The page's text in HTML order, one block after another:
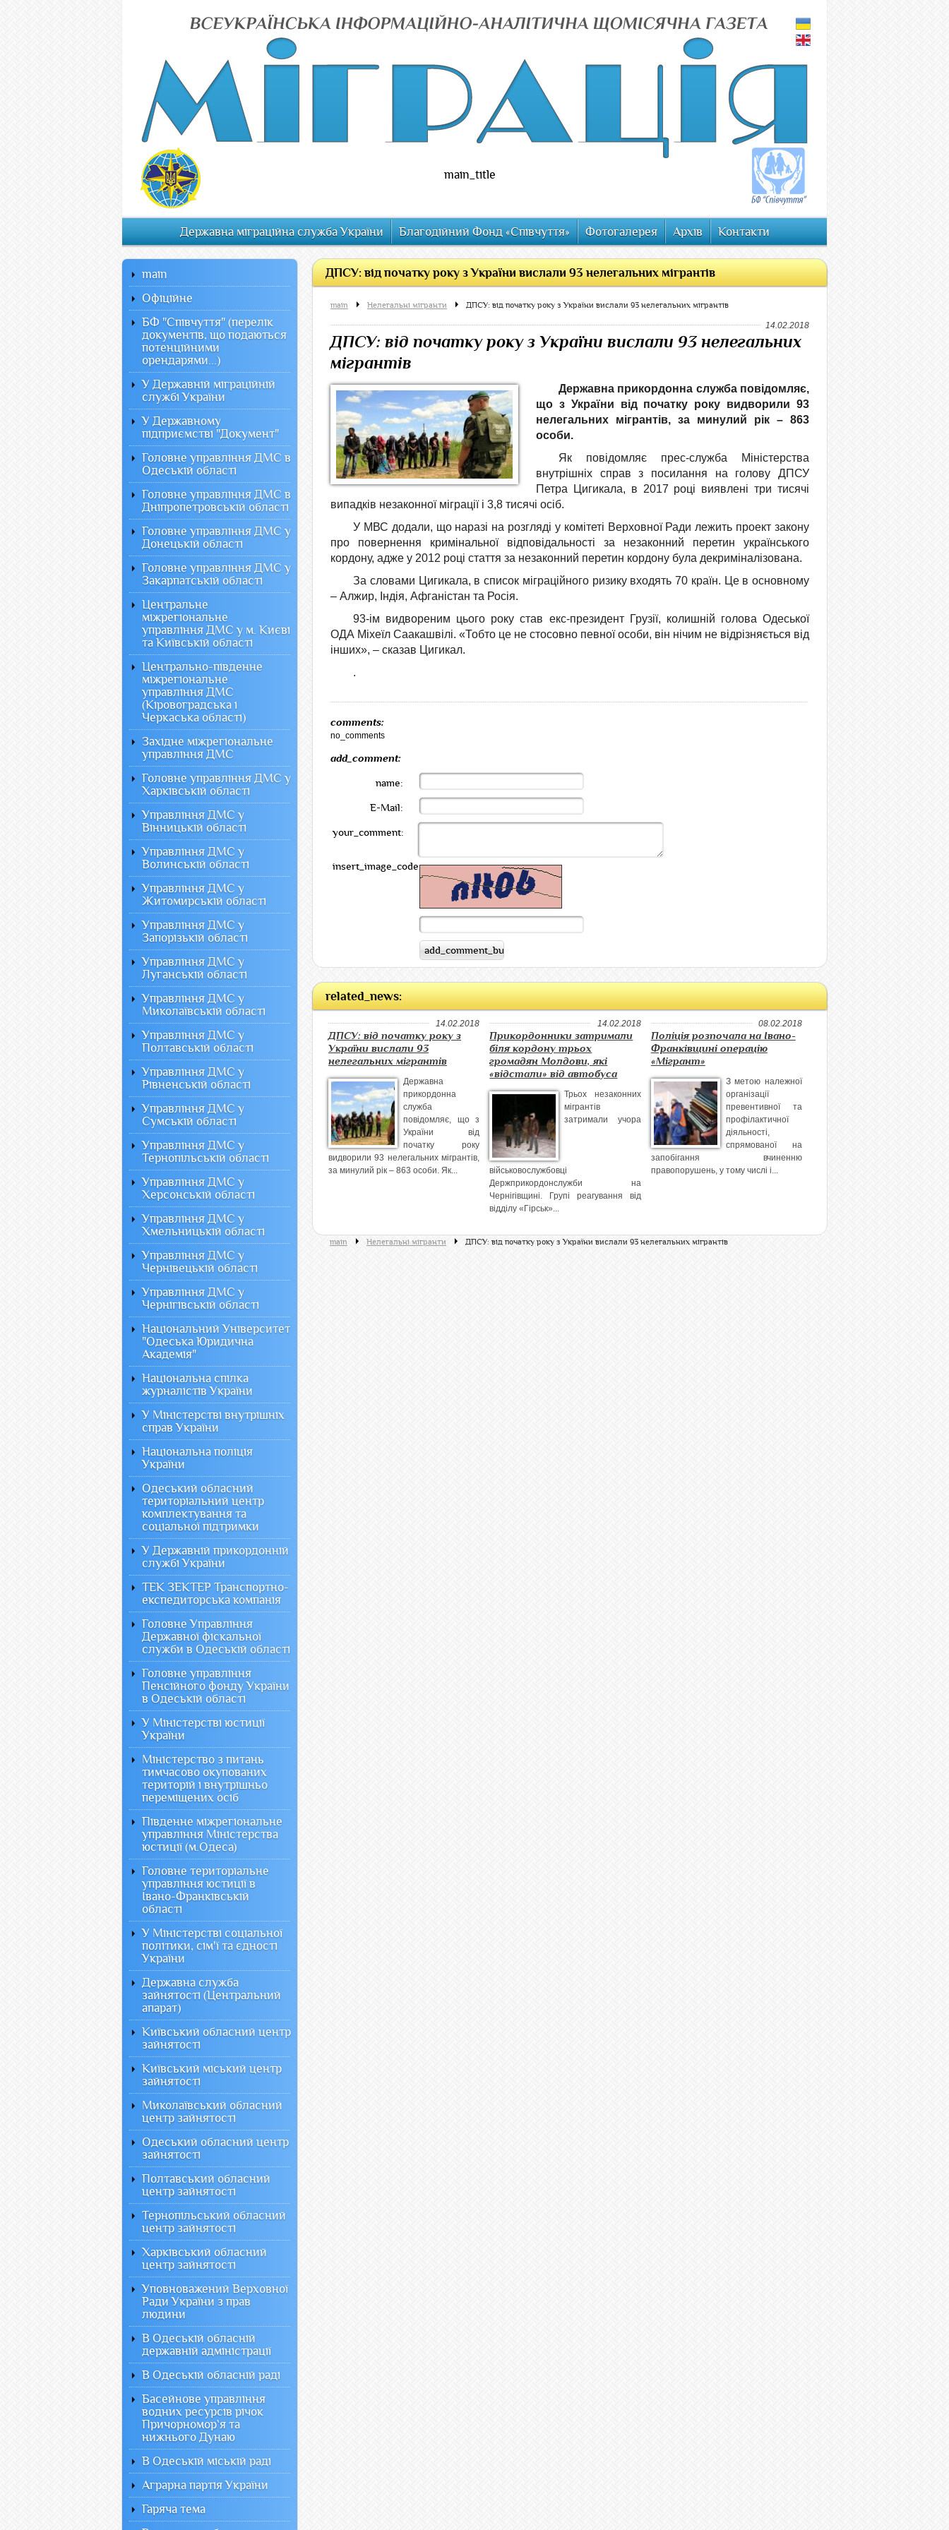
main_title
Державна міграційна служба України Благодійний Фонд «Співчуття» Фотогалерея Архів Контакти
ДПСУ: від початку року з України вислали 93 нелегальних мігрантів
main Нелегальні мігранти ДПСУ: від початку року з України вислали 93 нелегальних мігрантів
14.02.2018
ДПСУ: від початку року з України вислали 93 нелегальних
мігрантів
Державна прикордонна служба повідомляє,
що з України від початку року видворили 93
нелегальних мігрантів, за минулий рік – 863
особи.
Як повідомляє прес-служба Міністерства
внутрішніх справ з посилання на голову ДПСУ
Петра Цигикала, в 2017 році виявлені три тисячі
випадків незаконної міграції і 3,8 тисячі осіб.
У МВС додали, що наразі на розгляді у комітеті Верховної Ради лежить проект закону
про повернення кримінальної відповідальності за незаконний перетин українського
кордону, адже у 2012 році стаття за незаконний перетин кордону була декриміналізована.
За словами Цигикала, в список міграційного ризику входять 70 країн. Це в основному
– Алжир, Індія, Афганістан та Росія.
93-ім видвореним цього року став екс-президент Грузії, колишній голова Одеської
ОДА Міхеїл Саакашвілі. «Тобто це не стосовно певної особи, він нічим не відрізняється від
інших», – сказав Цигикал.
.
comments:
no_comments
add_comment:
name:
E-Mail:
your_comment:
insert_image_code:
related_news:
14.02.2018
ДПСУ: від початку року з
України вислали 93
нелегальних мігрантів
Державна
прикордонна
служба
повідомляє, що з
України від
початку року
видворили 93 нелегальних мігрантів,
за минулий рік – 863 особи. Як...
14.02.2018
Прикордонники затримали
біля кордону трьох
громадян Молдови, які
«відстали» від автобуса
Трьох незаконних
мігрантів
затримали учора
військовослужбовці
Держприкордонслужби на
Чернігівщині. Групі реагування від
відділу «Гірськ»...
08.02.2018
Поліція розпочала на Івано-
Франківщині операцію
«Мігрант»
З метою належної
організації
превентивної та
профілактичної
діяльності,
спрямованої на
запобігання вчиненню
правопорушень, у тому числі і...
main Нелегальні мігранти ДПСУ: від початку року з України вислали 93 нелегальних мігрантів
main
Офiцiйне
БФ "Співчуття" (перелік
документів, що подаються
потенційними
орендарями...)
У Державній міграційній
службі України
У Державному
підприємстві "Документ"
Головне управління ДМС в
Одеській області
Головне управління ДМС в
Дніпропетровській області
Головне управління ДМС у
Донецькій області
Головне управління ДМС у
Закарпатській області
Центральне
міжрегіональне
управління ДМС у м. Києві
та Київській області
Центрально-південне
міжрегіональне
управління ДМС
(Кіровоградська і
Черкаська області)
Західне міжрегіональне
управління ДМС
Головне управління ДМС у
Харківській області
Управління ДМС у
Вінницькій області
Управління ДМС у
Волинській області
Управління ДМС у
Житомирській області
Управління ДМС у
Запорізькій області
Управління ДМС у
Луганській області
Управління ДМС у
Миколаївській області
Управління ДМС у
Полтавській області
Управління ДМС у
Рівненській області
Управління ДМС у
Сумській області
Управління ДМС у
Тернопільській області
Управління ДМС у
Херсонській області
Управління ДМС у
Хмельницькій області
Управління ДМС у
Чернівецькій області
Управління ДМС у
Чернігівській області
Національний Університет
"Одеська Юридична
Академія"
Національна спілка
журналістів України
У Міністерстві внутрішніх
справ України
Національна поліція
України
Одеський обласний
територіальний центр
комплектування та
соціальної підтримки
У Державній прикордонній
службі України
ТЕК ЗЕКТЕР Транспортно-
експедиторська компанія
Головне Управління
Державної фіскальної
служби в Одеській області
Головне управління
Пенсійного фонду України
в Одеській області
У Міністерстві юстиції
України
Міністерство з питань
тимчасово окупованих
територій і внутрішньо
переміщених осіб
Південне міжрегіональне
управління Міністерства
юстиції (м.Одеса)
Головне територіальне
управління юстиції в
Івано-Франківській
області
У Міністерстві соціальної
політики, сім'ї та єдності
України
Державна служба
зайнятості (Центральний
апарат)
Київський обласний центр
зайнятості
Київський міський центр
зайнятості
Миколаївський обласний
центр зайнятості
Одеський обласний центр
зайнятості
Полтавський обласний
центр зайнятості
Тернопільський обласний
центр зайнятості
Харківський обласний
центр зайнятості
Уповноважений Верховної
Ради України з прав
людини
В Одеській обласній
державній адміністрації
В Одеській обласній раді
Басейнове управління
водних ресурсів річок
Причорномор`я та
нижнього Дунаю
В Одеській міській раді
Аграрна партія України
Гаряча тема